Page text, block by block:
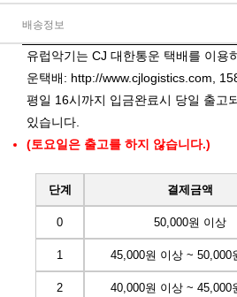
배송정보
유럽악기는 CJ 대한통운 택배를 이용
운택배: http://www.cjlogistics.com ,
평일 16시까지 입금완료시 당일 출고
있습니다.
(토요일은 출고를 하지 않습니다.)
단계 결제금액
0 50,000원 이상
1 45,000원 이상 ~ 50,000
2 40,000원 이상 ~ 45,000